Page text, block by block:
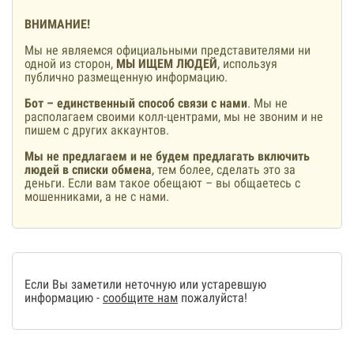
ВНИМАНИЕ!
Мы не являемся официальными представителями ни
одной из сторон, МЫ ИЩЕМ ЛЮДЕЙ, используя
публично размещенную информацию.
Бот – единственный способ связи с нами. Мы не
располагаем своими колл-центрами, мы не звоним и не
пишем с других аккаунтов.
Мы не предлагаем и не будем предлагать включить
людей в списки обмена, тем более, сделать это за
деньги. Если вам такое обещают – вы общаетесь с
мошенниками, а не с нами.
Если Вы заметили неточную или устаревшую
информацию - сообщите нам пожалуйста!